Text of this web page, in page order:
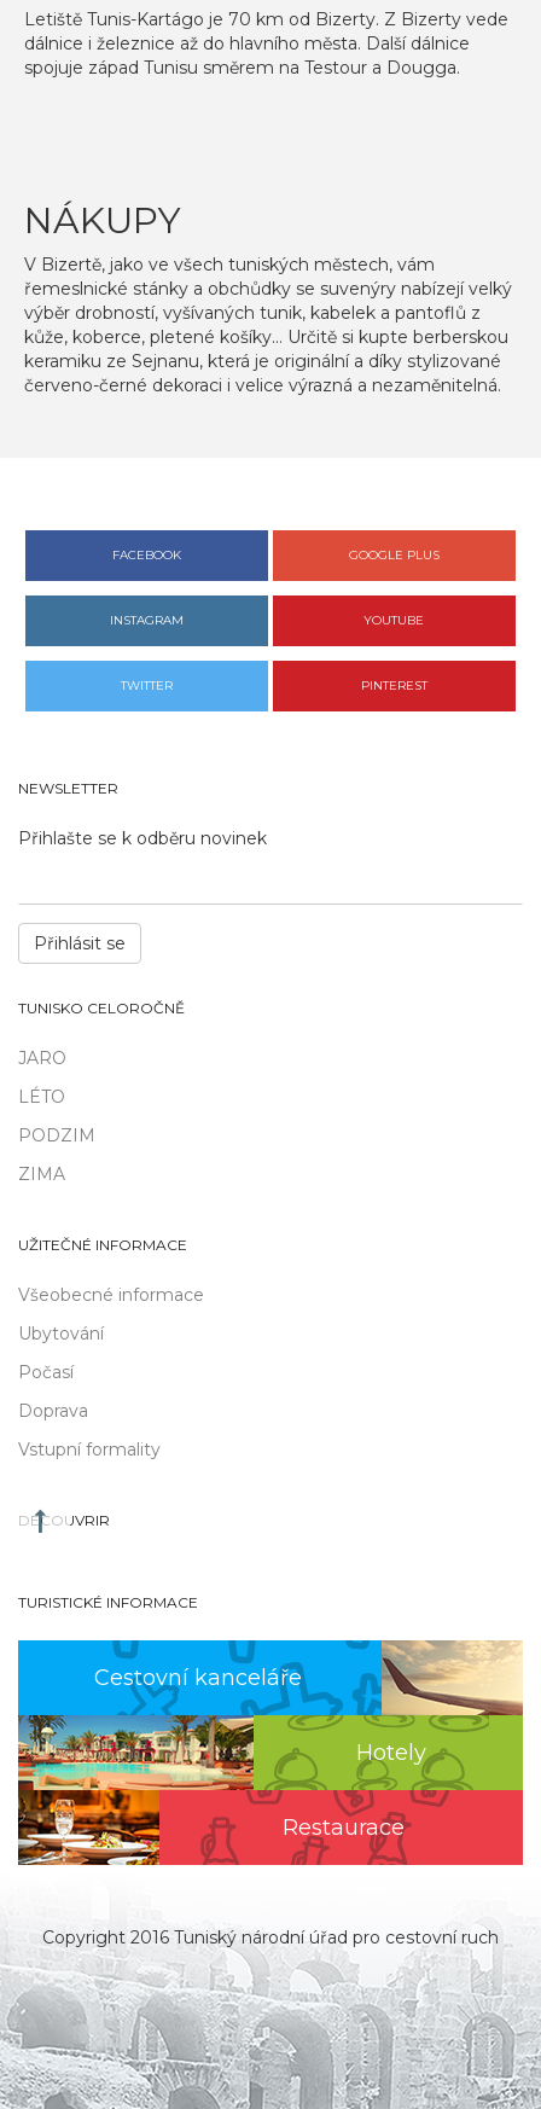
Letiště Tunis-Kartágo je 70 km od Bizerty. Z Bizerty vede
dálnice i železnice až do hlavního města. Další dálnice
spojuje západ Tunisu směrem na Testour a Dougga.
NÁKUPY
V Bizertě, jako ve všech tuniských městech, vám
řemeslnické stánky a obchůdky se suvenýry nabízejí velký
výběr drobností, vyšívaných tunik, kabelek a pantoflů z
kůže, koberce, pletené košíky… Určitě si kupte berberskou
keramiku ze Sejnanu, která je originální a díky stylizované
červeno-černé dekoraci i velice výrazná a nezaměnitelná.
FACEBOOK GOOGLE PLUS
INSTAGRAM YOUTUBE
TWITTER PINTEREST
NEWSLETTER
Přihlašte se k odběru novinek
Přihlásit se
TUNISKO CELOROČNĚ
JARO
LÉTO
PODZIM
ZIMA
UŽITEČNÉ INFORMACE
Všeobecné informace
Ubytování
Počasí
Doprava
Vstupní formality
DÉCOUVRIR
TURISTICKÉ INFORMACE
Cestovní kanceláře
Hotely
Restaurace
Copyright 2016 Tuniský národní úřad pro cestovní ruch